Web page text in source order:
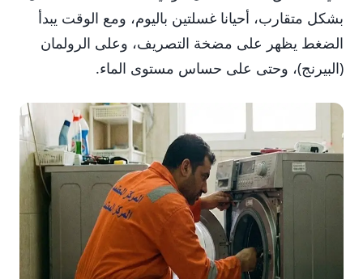
بشكل متقارب، أحيانا غسلتين باليوم، ومع الوقت يبدأ
الضغط يظهر على مضخة التصريف، وعلى الرولمان
(البيرنج)، وحتى على حساس مستوى الماء.